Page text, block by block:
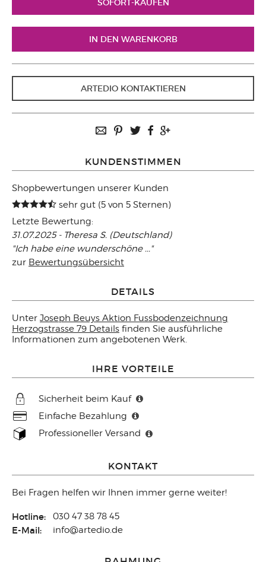
ARTEDIO KONTAKTIEREN
KUNDENSTIMMEN
Shopbewertungen unserer Kunden
sehr gut (5 von 5 Sternen)
Letzte Bewertung:
31.07.2025 - Theresa S. (Deutschland)
"Ich habe eine wunderschöne ..."
zur Bewertungsübersicht
DETAILS
Unter Joseph Beuys Aktion Fussbodenzeichnung
Herzogstrasse 79 Details finden Sie ausführliche
Informationen zum angebotenen Werk.
IHRE VORTEILE
Sicherheit beim Kauf
Einfache Bezahlung
Professioneller Versand
KONTAKT
Bei Fragen helfen wir Ihnen immer gerne weiter!
Hotline: 030 47 38 78 45
E-Mail: info@artedio.de